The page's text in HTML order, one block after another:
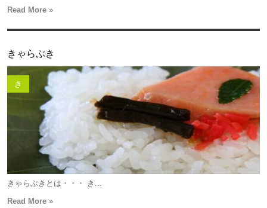
Read More »
きゃらぶき
き
きゃらぶきとは・・・ き...
Read More »